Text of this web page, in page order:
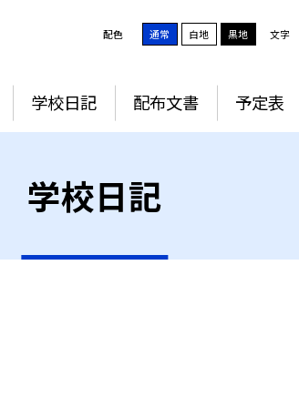
配色 通常 白地 黒地 文字
学校日記 配布文書 予定表
学校日記